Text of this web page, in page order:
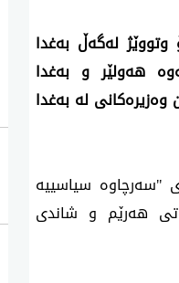
له‌گه‌ڵ‌ به‌غدا
هه‌ولێر و به‌غدا
له‌ به‌غدا
له‌ زاری‌ "سه‌رچاوه‌ سیاسییه‌
هه‌رێم و شاندی‌